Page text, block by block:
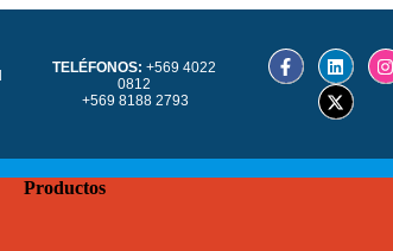
TELÉFONOS: +569 4022
0812
+569 8188 2793
Productos